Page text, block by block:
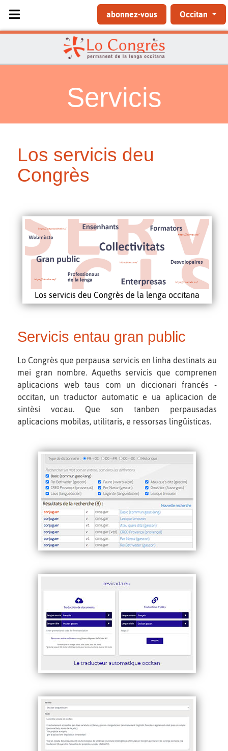
Sélectionnez votre langue
abonnez-vous Occitan
Servicis
Los servicis deu
Congrès
Los servicis deu Congrès de la lenga occitana
Servicis entau gran public
Lo Congrès que perpausa servicis en linha destinats au
mei gran nombre. Aqueths servicis que comprenen
aplicacions web taus com un diccionari francés -
occitan, un traductor automatic e ua aplicacion de
sintèsi vocau. Que son tanben perpausadas
aplicacions mobilas, utilitaris, e ressorsas lingüisticas.